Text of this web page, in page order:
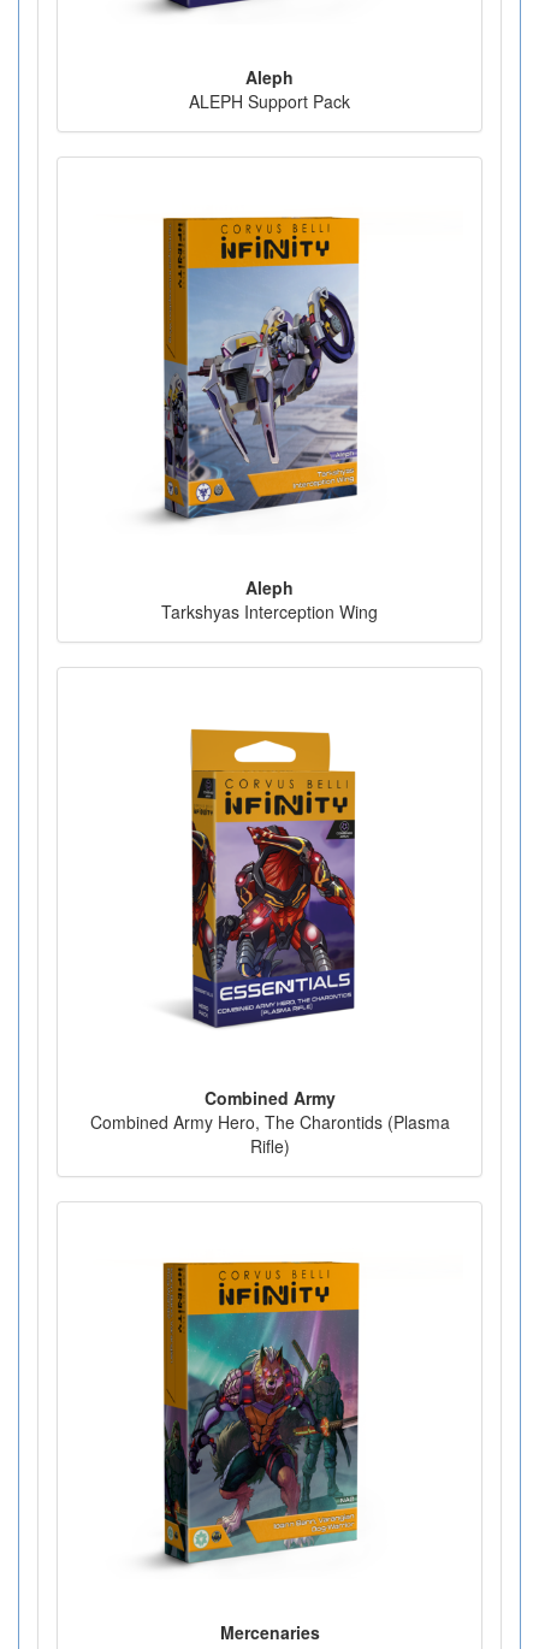
Aleph
ALEPH Support Pack
Aleph
Tarkshyas Interception Wing
Combined Army
Combined Army Hero, The Charontids (Plasma
Rifle)
Mercenaries